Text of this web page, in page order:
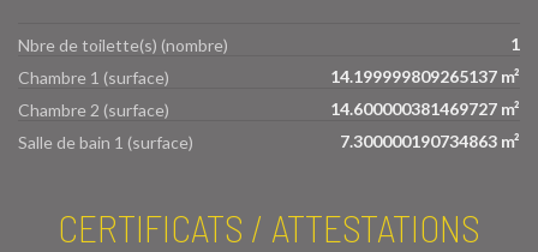
Nbre de toilette(s) (nombre)
1
Chambre 1 (surface)
14.199999809265137 m²
Chambre 2 (surface)
14.600000381469727 m²
Salle de bain 1 (surface)
7.300000190734863 m²
CERTIFICATS / ATTESTATIONS